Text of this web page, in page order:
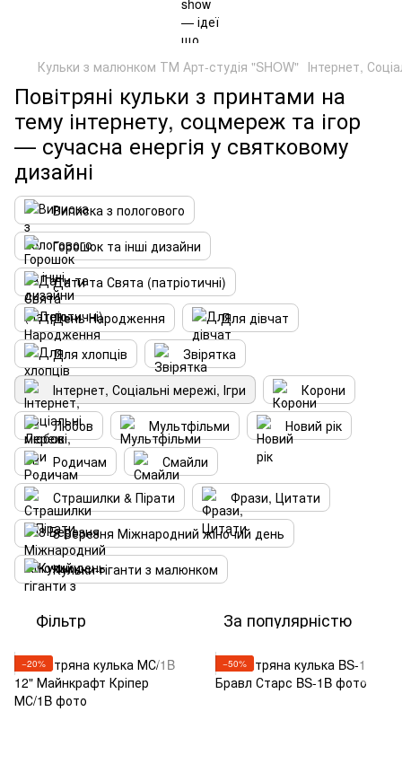
Кульки з малюнком ТМ Арт-студія "SHOW" Інтернет,
Повітряні кульки з принтами на
тему інтернету, соцмереж та ігор
— сучасна енергія у святковому
дизайні
Виписка з пологового
Горошок та інші дизайни
Дати та Свята (патріотичні)
День Народження
Для дівчат
Для хлопців
Звірятка
Інтернет, Соціальні мережі, Ігри
Корони
Любов
Мультфільми
Новий рік
Родичам
Смайли
Страшилки & Пірати
Фрази, Цитати
8 Березня Міжнародний жіночий день
Кульки-гіганти з малюнком
Фільтр За популярністю
−20% −50%